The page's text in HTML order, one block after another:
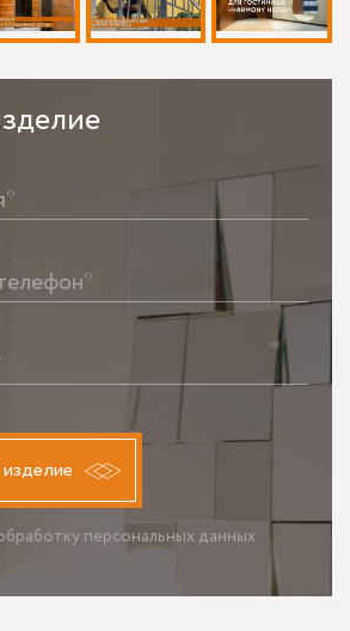
изделие
персональных данных
НЕ ПРИНИМАЮ